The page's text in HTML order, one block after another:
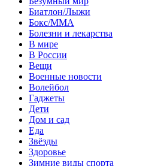
Биатлон/Лыжи
Бокс/MMA
Болезни и лекарства
В мире
В России
Вещи
Военные новости
Волейбол
Гаджеты
Дети
Дом и сад
Еда
Звёзды
Здоровье
Зимние виды спорта